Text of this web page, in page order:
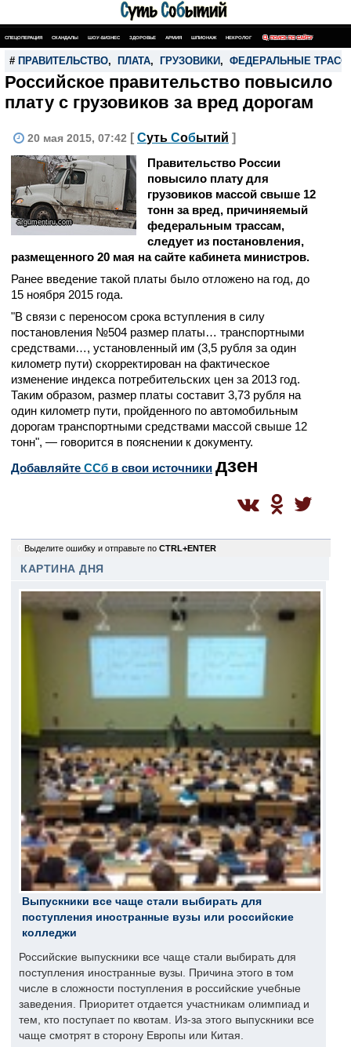
СПЕЦОПЕРАЦИЯ СКАНДАЛЫ ШОУ-БИЗНЕС ЗДОРОВЬЕ АРМИЯ ШПИОНАЖ НЕКРОЛОГ ПОИСК ПО САЙТУ
# ПРАВИТЕЛЬСТВО, ПЛАТА, ГРУЗОВИКИ , ФЕДЕРАЛЬНЫЕ
Российское правительство повысило
плату с грузовиков за вред дорогам
20 мая 2015, 07:42 [ Суть Событий ]
argumentiru.com
Правительство России
повысило плату для
грузовиков массой свыше 12
тонн за вред, причиняемый
федеральным трассам,
следует из постановления,
размещенного 20 мая на сайте кабинета министров.
Ранее введение такой платы было отложено на год, до
15 ноября 2015 года.
"В связи с переносом срока вступления в силу
постановления №504 размер платы… транспортными
средствами…, установленный им (3,5 рубля за один
километр пути) скорректирован на фактическое
изменение индекса потребительских цен за 2013 год.
Таким образом, размер платы составит 3,73 рубля на
один километр пути, пройденного по автомобильным
дорогам транспортными средствами массой свыше 12
тонн", — говорится в пояснении к документу.
Добавляйте CСб в свои источники дзен
Выделите ошибку и отправьте по CTRL+ENTER
КАРТИНА ДНЯ
Выпускники все чаще стали выбирать для
поступления иностранные вузы или российские
колледжи
Российские выпускники все чаще стали выбирать для
поступления иностранные вузы. Причина этого в том
числе в сложности поступления в российские учебные
заведения. Приоритет отдается участникам олимпиад и
тем, кто поступает по квотам. Из-за этого выпускники все
чаще смотрят в сторону Европы или Китая.